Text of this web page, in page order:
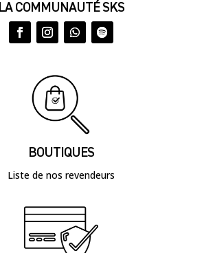
LA COMMUNAUTÉ SKS
BOUTIQUES
Liste de nos revendeurs